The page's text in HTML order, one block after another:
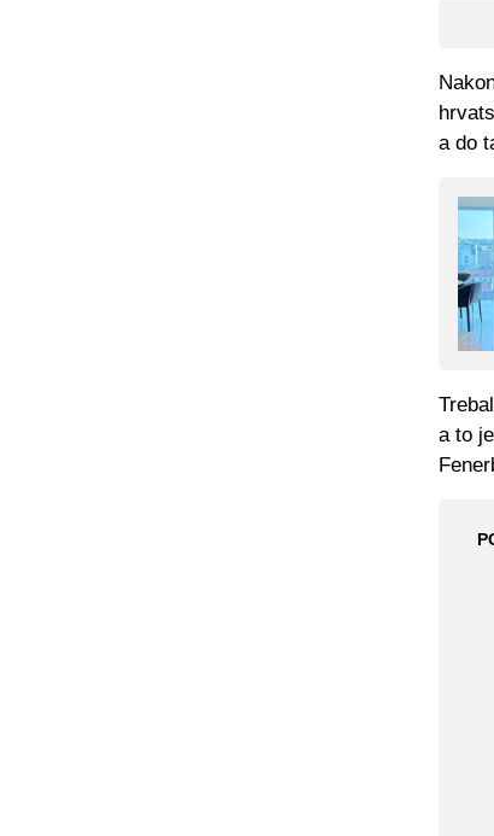
a do
a to